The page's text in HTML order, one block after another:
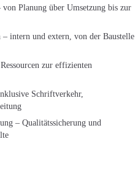
von Planung über Umsetzung bis zur
intern und extern, von der Baustelle
zur effizienten
Schriftverkehr,
– Qualitätssicherung und